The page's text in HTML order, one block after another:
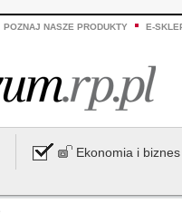
POZNAJ NASZE PRODUKTY E-
Ekonomia i biznes